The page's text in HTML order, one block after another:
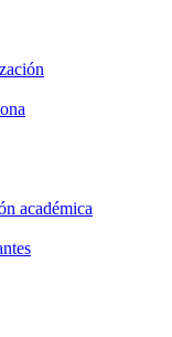
académica